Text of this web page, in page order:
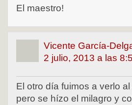
El maestro!
Vicente García-
2 julio, 2013 a las
El otro día fuimos a verlo
pero se hízo el milagro y